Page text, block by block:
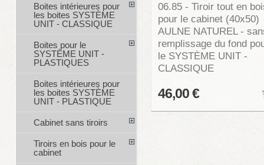
06.85 - Tiroir tout en
pour le cabinet (40x50)
AULNE NATUREL -
remplissage du fond
le SYSTÈME UNIT -
CLASSIQUE
46,00 €
Boites intérieures pour
les boites SYSTÈME
UNIT - CLASSIQUE
Boites pour le
SYSTÈME UNIT -
PLASTIQUES
Boites intérieures pour
les boites SYSTÈME
UNIT - PLASTIQUE
Cabinet sans tiroirs
Tiroirs en bois pour le
cabinet